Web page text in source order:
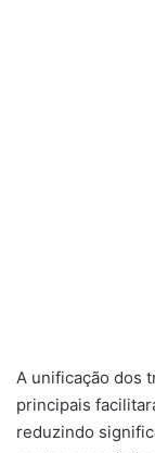
A unificação dos
principais
reduzindo